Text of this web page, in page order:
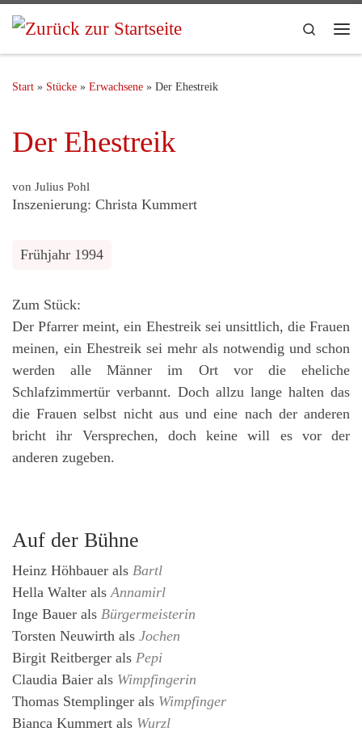
Search
Start » Stücke » Erwachsene » Der Ehestreik
Der Ehestreik
von Julius Pohl
Inszenierung: Christa Kummert
Frühjahr 1994
Zum Stück:
Der Pfarrer meint, ein Ehestreik sei unsittlich, die Frauen
meinen, ein Ehestreik sei mehr als notwendig und schon
werden alle Männer im Ort vor die eheliche
Schlafzimmertür verbannt. Doch allzu lange halten das
die Frauen selbst nicht aus und eine nach der anderen
bricht ihr Versprechen, doch keine will es vor der
anderen zugeben.
Auf der Bühne
Heinz Höhbauer als Bartl
Hella Walter alsAnnamirl
Inge Bauer als Bürgermeisterin
Torsten Neuwirth als Jochen
Birgit Reitberger als Pepi
Claudia Baier als Wimpfingerin
Thomas Stemplinger als Wimpfinger
Bianca Kummert als Wurzl